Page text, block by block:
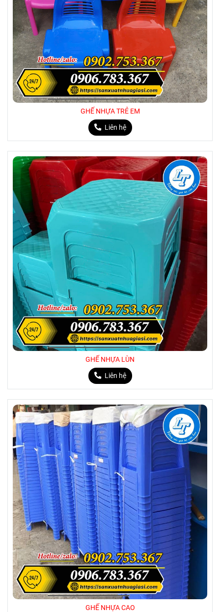
MẪU BÀN NHỰA CHỮ NHẬT PHỔ
BIẾN HIỆN NAY
Khi đầu tư kinh doanh quán ăn, quán
nhậu, quán nước,… người chủ đầu tư
phải tốn không ít chi phí cho việc mua
sắm bàn ghế. Vì thế, với những quán bình
dân thì việc lựa chọn bàn ghế nhựa là
quyết định sáng suốt. Không chỉ giúp tiết
kiệm chi phí, bàn nhựa còn đa dạng mẫu
mã, màu sắc mang lại tính thẩm mỹ cao
cho không gian.
GHẾ NHỰA TRẺ EM
Liên hệ
GHẾ NHỰA LÙN
Liên hệ
GHẾ NHỰA CAO